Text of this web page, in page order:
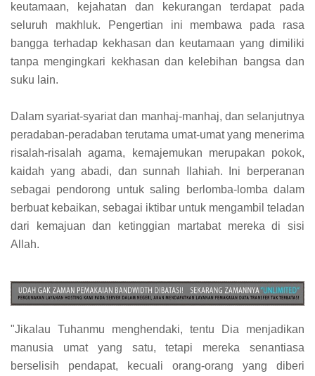
keutamaan, kejahatan dan kekurangan terdapat pada
seluruh makhluk. Pengertian ini membawa pada rasa
bangga terhadap kekhasan dan keutamaan yang dimiliki
tanpa mengingkari kekhasan dan kelebihan bangsa dan
suku lain.
Dalam syariat-syariat dan manhaj-manhaj, dan selanjutnya
peradaban-peradaban terutama umat-umat yang menerima
risalah-risalah agama, kemajemukan merupakan pokok,
kaidah yang abadi, dan sunnah Ilahiah. Ini berperanan
sebagai pendorong untuk saling berlomba-lomba dalam
berbuat kebaikan, sebagai iktibar untuk mengambil teladan
dari kemajuan dan ketinggian martabat mereka di sisi
Allah.
"Jikalau Tuhanmu menghendaki, tentu Dia menjadikan
manusia umat yang satu, tetapi mereka senantiasa
berselisih pendapat, kecuali orang-orang yang diberi